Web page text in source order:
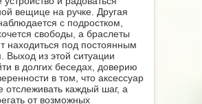
вещице на ручке. Другая
с подростком,
свободы, а браслеты
находиться под постоянным
Выход из этой ситуации
в долгих беседах, доверию
в том, что аксессуар
отслеживать каждый шаг, а
от возможных